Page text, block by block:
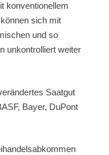
konventionellem
sich mit
und so
unkontrolliert weiter
Saatgut
Bayer, DuPont